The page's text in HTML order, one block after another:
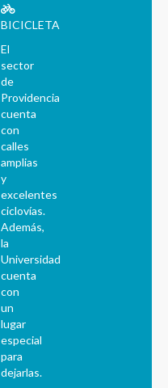
BICICLETA
El
sector
de
Providencia
cuenta
con
calles
amplias
y
excelentes
ciclovías.
Además,
la
Universidad
cuenta
con
un
lugar
especial
para
dejarlas.